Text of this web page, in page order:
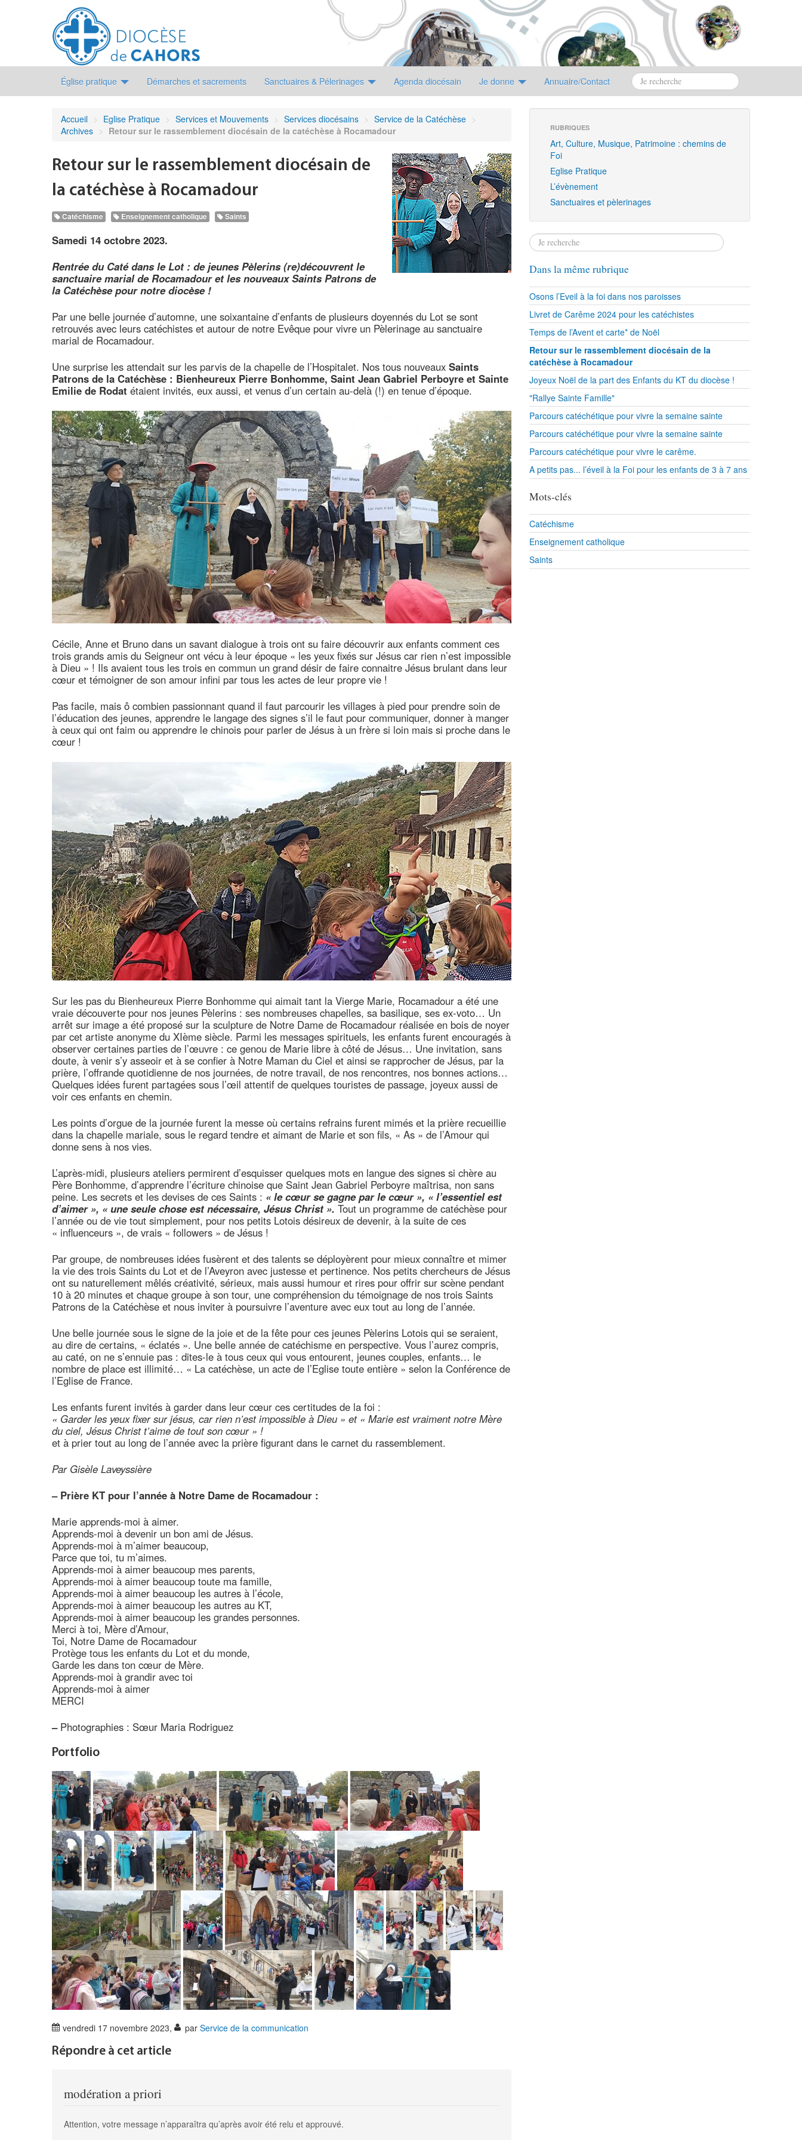
Église pratique Démarches et sacrements Sanctuaires & Pélerinages Agenda diocésain Je donne Annuaire/Contact
Accueil > Eglise Pratique > Services et Mouvements > Services diocésains > Service de la Catéchèse >
Archives > Retour sur le rassemblement diocésain de la catéchèse à Rocamadour
Retour sur le rassemblement diocésain de
la catéchèse à Rocamadour
Catéchisme Enseignement catholique Saints
Samedi 14 octobre 2023.
Rentrée du Caté dans le Lot : de jeunes Pèlerins (re)découvrent le
sanctuaire marial de Rocamadour et les nouveaux Saints Patrons de
la Catéchèse pour notre diocèse !
Par une belle journée d’automne, une soixantaine d’enfants de plusieurs doyennés du Lot se sont
retrouvés avec leurs catéchistes et autour de notre Evêque pour vivre un Pèlerinage au sanctuaire
marial de Rocamadour.
Une surprise les attendait sur les parvis de la chapelle de l’Hospitalet. Nos tous nouveaux Saints
Patrons de la Catéchèse : Bienheureux Pierre Bonhomme, Saint Jean Gabriel Perboyre et Sainte
Emilie de Rodat étaient invités, eux aussi, et venus d’un certain au-delà (!) en tenue d’époque.
Cécile, Anne et Bruno dans un savant dialogue à trois ont su faire découvrir aux enfants comment ces
trois grands amis du Seigneur ont vécu à leur époque « les yeux fixés sur Jésus car rien n’est impossible
à Dieu » ! Ils avaient tous les trois en commun un grand désir de faire connaitre Jésus brulant dans leur
cœur et témoigner de son amour infini par tous les actes de leur propre vie !
Pas facile, mais ô combien passionnant quand il faut parcourir les villages à pied pour prendre soin de
l’éducation des jeunes, apprendre le langage des signes s’il le faut pour communiquer, donner à manger
à ceux qui ont faim ou apprendre le chinois pour parler de Jésus à un frère si loin mais si proche dans le
cœur !
Sur les pas du Bienheureux Pierre Bonhomme qui aimait tant la Vierge Marie, Rocamadour a été une
vraie découverte pour nos jeunes Pèlerins : ses nombreuses chapelles, sa basilique, ses ex-voto… Un
arrêt sur image a été proposé sur la sculpture de Notre Dame de Rocamadour réalisée en bois de noyer
par cet artiste anonyme du XIème siècle. Parmi les messages spirituels, les enfants furent encouragés à
observer certaines parties de l’œuvre : ce genou de Marie libre à côté de Jésus… Une invitation, sans
doute, à venir s’y asseoir et à se confier à Notre Maman du Ciel et ainsi se rapprocher de Jésus, par la
prière, l’offrande quotidienne de nos journées, de notre travail, de nos rencontres, nos bonnes actions…
Quelques idées furent partagées sous l’œil attentif de quelques touristes de passage, joyeux aussi de
voir ces enfants en chemin.
Les points d’orgue de la journée furent la messe où certains refrains furent mimés et la prière recueillie
dans la chapelle mariale, sous le regard tendre et aimant de Marie et son fils, « As » de l’Amour qui
donne sens à nos vies.
L’après-midi, plusieurs ateliers permirent d’esquisser quelques mots en langue des signes si chère au
Père Bonhomme, d’apprendre l’écriture chinoise que Saint Jean Gabriel Perboyre maîtrisa, non sans
peine. Les secrets et les devises de ces Saints : « le cœur se gagne par le cœur », « l’essentiel est
d’aimer », « une seule chose est nécessaire, Jésus Christ ». Tout un programme de catéchèse pour
l’année ou de vie tout simplement, pour nos petits Lotois désireux de devenir, à la suite de ces
« influenceurs », de vrais « followers » de Jésus !
Par groupe, de nombreuses idées fusèrent et des talents se déployèrent pour mieux connaître et mimer
la vie des trois Saints du Lot et de l’Aveyron avec justesse et pertinence. Nos petits chercheurs de Jésus
ont su naturellement mêlés créativité, sérieux, mais aussi humour et rires pour offrir sur scène pendant
10 à 20 minutes et chaque groupe à son tour, une compréhension du témoignage de nos trois Saints
Patrons de la Catéchèse et nous inviter à poursuivre l’aventure avec eux tout au long de l’année.
Une belle journée sous le signe de la joie et de la fête pour ces jeunes Pèlerins Lotois qui se seraient,
au dire de certains, « éclatés ». Une belle année de catéchisme en perspective. Vous l’aurez compris,
au caté, on ne s’ennuie pas : dites-le à tous ceux qui vous entourent, jeunes couples, enfants… le
nombre de place est illimité… « La catéchèse, un acte de l’Eglise toute entière » selon la Conférence de
l’Eglise de France.
Les enfants furent invités à garder dans leur cœur ces certitudes de la foi :
« Garder les yeux fixer sur jésus, car rien n’est impossible à Dieu » et « Marie est vraiment notre Mère
du ciel, Jésus Christ t’aime de tout son cœur » !
et à prier tout au long de l’année avec la prière figurant dans le carnet du rassemblement.
Par Gisèle Laveyssière
– Prière KT pour l’année à Notre Dame de Rocamadour :
Marie apprends-moi à aimer.
Apprends-moi à devenir un bon ami de Jésus.
Apprends-moi à m’aimer beaucoup,
Parce que toi, tu m’aimes.
Apprends-moi à aimer beaucoup mes parents,
Apprends-moi à aimer beaucoup toute ma famille,
Apprends-moi à aimer beaucoup les autres à l’école,
Apprends-moi à aimer beaucoup les autres au KT,
Apprends-moi à aimer beaucoup les grandes personnes.
Merci à toi, Mère d’Amour,
Toi, Notre Dame de Rocamadour
Protège tous les enfants du Lot et du monde,
Garde les dans ton cœur de Mère.
Apprends-moi à grandir avec toi
Apprends-moi à aimer
MERCI
–Photographies : Sœur Maria Rodriguez
Portfolio
vendredi 17 novembre 2023, par Service de la communication
Répondre à cet article
modération a priori
Attention, votre message n’apparaîtra qu’après avoir été relu et approuvé.
RUBRIQUES
Art, Culture, Musique, Patrimoine : chemins de
Foi
Eglise Pratique
L’évènement
Sanctuaires et pèlerinages
Dans la même rubrique
Osons l’Eveil à la foi dans nos paroisses
Livret de Carême 2024 pour les catéchistes
Temps de l’Avent et carte* de Noël
Retour sur le rassemblement diocésain de la
catéchèse à Rocamadour
Joyeux Noël de la part des Enfants du KT du diocèse !
"Rallye Sainte Famille"
Parcours catéchétique pour vivre la semaine sainte
Parcours catéchétique pour vivre la semaine sainte
Parcours catéchétique pour vivre le carême.
A petits pas... l’éveil à la Foi pour les enfants de 3 à 7 ans
Mots-clés
Catéchisme
Enseignement catholique
Saints